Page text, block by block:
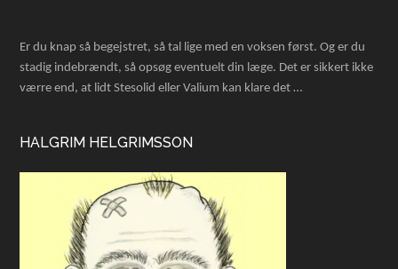
Er du knap så begejstret, så tal lige med en voksen først. Og er du
stadig indebrændt, så opsøg eventuelt din læge. Det er sikkert ikke
værre end, at lidt Stesolid eller Valium kan klare det …
HALGRIM HELGRIMSSON